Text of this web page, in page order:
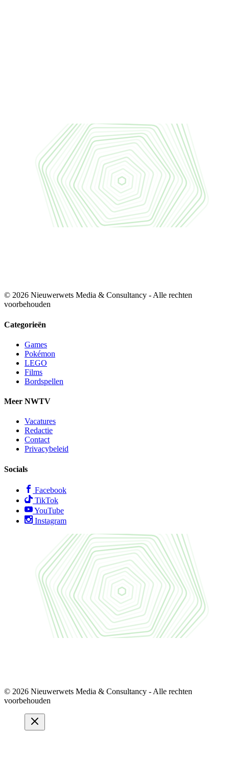
© 2026 Nieuwerwets Media & Consultancy - Alle rechten
voorbehouden
Categorieën
Games
Pokémon
LEGO
Films
Bordspellen
Meer NWTV
Vacatures
Redactie
Contact
Privacybeleid
Socials
Facebook
TikTok
YouTube
Instagram
© 2026 Nieuwerwets Media & Consultancy - Alle rechten
voorbehouden